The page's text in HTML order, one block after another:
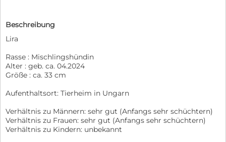
Beschreibung
Lira
Rasse : Mischlingshündin
Alter : geb. ca. 04.2024
Größe : ca. 33 cm
Aufenthaltsort: Tierheim in Ungarn
Verhältnis zu Männern: sehr gut (Anfangs sehr schüchtern)
Verhältnis zu Frauen: sehr gut (Anfangs sehr schüchtern)
Verhältnis zu Kindern: unbekannt